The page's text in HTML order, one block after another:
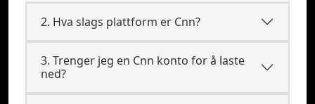
2. Hva slags plattform er Cnn?
3. Trenger jeg en Cnn konto for å laste
ned?